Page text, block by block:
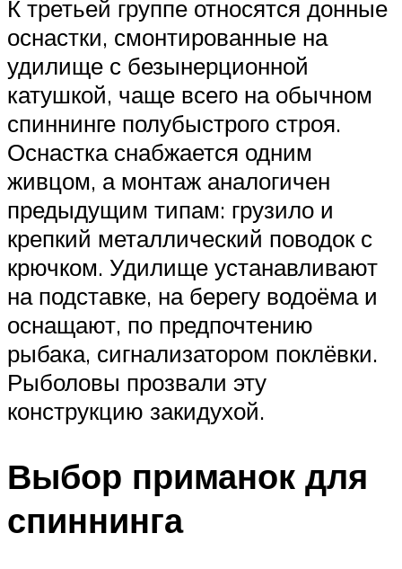
К третьей группе относятся донные
оснастки, смонтированные на
удилище с безынерционной
катушкой, чаще всего на обычном
спиннинге полубыстрого строя.
Оснастка снабжается одним
живцом, а монтаж аналогичен
предыдущим типам: грузило и
крепкий металлический поводок с
крючком. Удилище устанавливают
на подставке, на берегу водоёма и
оснащают, по предпочтению
рыбака, сигнализатором поклёвки.
Рыболовы прозвали эту
конструкцию закидухой.
Выбор приманок для
спиннинга